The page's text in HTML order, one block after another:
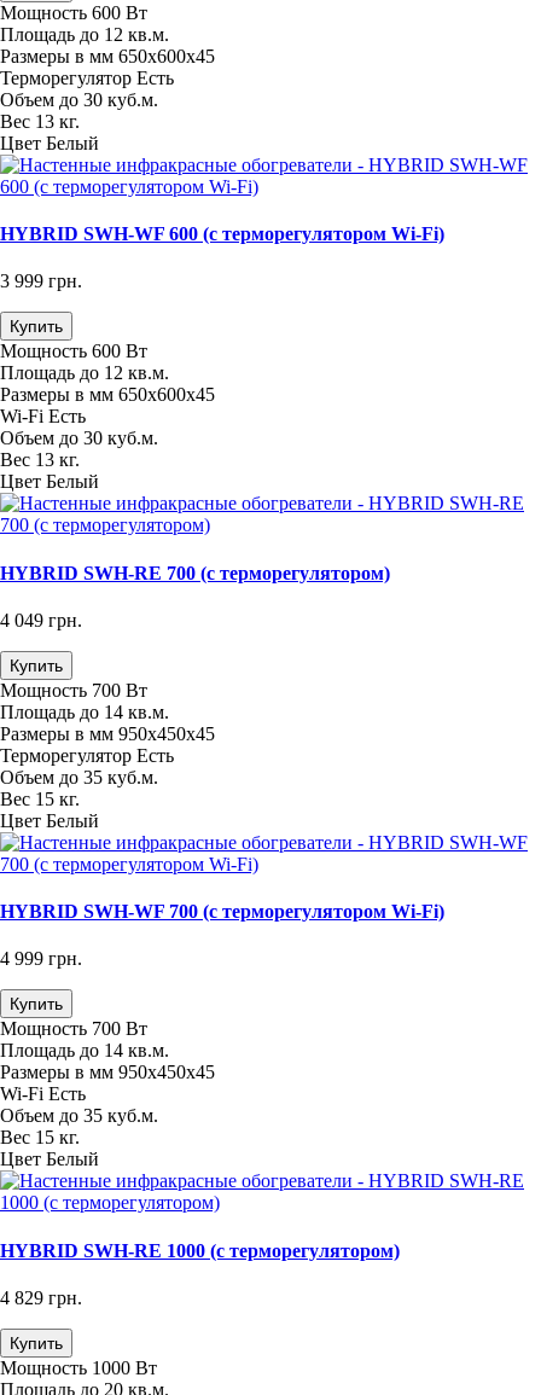
Мощность 600 Вт
Площадь до 12 кв.м.
Размеры в мм 650х600х45
Терморегулятор Есть
Объем до 30 куб.м.
Вес 13 кг.
Цвет Белый
HYBRID SWH-WF 600 (с терморегулятором Wi-Fi)
3 999 грн.
Купить
Мощность 600 Вт
Площадь до 12 кв.м.
Размеры в мм 650х600х45
Wi-Fi Есть
Объем до 30 куб.м.
Вес 13 кг.
Цвет Белый
HYBRID SWH-RE 700 (с терморегулятором)
4 049 грн.
Купить
Мощность 700 Вт
Площадь до 14 кв.м.
Размеры в мм 950х450х45
Терморегулятор Есть
Объем до 35 куб.м.
Вес 15 кг.
Цвет Белый
HYBRID SWH-WF 700 (с терморегулятором Wi-Fi)
4 999 грн.
Купить
Мощность 700 Вт
Площадь до 14 кв.м.
Размеры в мм 950х450х45
Wi-Fi Есть
Объем до 35 куб.м.
Вес 15 кг.
Цвет Белый
HYBRID SWH-RE 1000 (с терморегулятором)
4 829 грн.
Купить
Мощность 1000 Вт
Площадь до 20 кв.м.